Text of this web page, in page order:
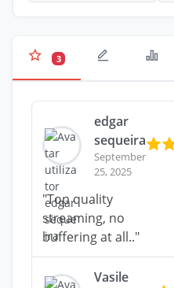
3
edgar
sequeira
September
25, 2025
"Top quality
streaming, no
buffering at all.."
Vasile